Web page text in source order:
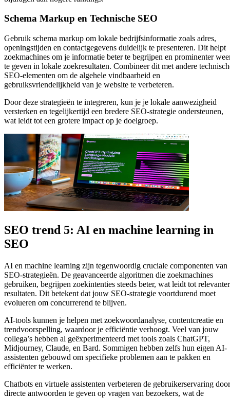
Schema Markup en Technische SEO
Gebruik schema markup om lokale bedrijfsinformatie zoals adres,
openingstijden en contactgegevens duidelijk te presenteren. Dit helpt
zoekmachines om je informatie beter te begrijpen en prominenter
te geven in lokale zoekresultaten. Combineer dit met andere
SEO-elementen om de algehele vindbaarheid en
gebruiksvriendelijkheid van je website te verbeteren.
Door deze strategieën te integreren, kun je je lokale aanwezigheid
versterken en tegelijkertijd een bredere SEO-strategie ondersteunen,
wat leidt tot een grotere impact op je doelgroep.
SEO trend 5: AI en machine learning in
SEO
AI en machine learning zijn tegenwoordig cruciale componenten van
SEO-strategieën. De geavanceerde algoritmen die zoekmachines
gebruiken, begrijpen zoekintenties steeds beter, wat leidt tot
resultaten. Dit betekent dat jouw SEO-strategie voortdurend moet
evolueren om concurrerend te blijven.
AI-tools kunnen je helpen met zoekwoordanalyse, contentcreatie en
trendvoorspelling, waardoor je efficiëntie verhoogt. Veel van jouw
collega’s hebben al geëxperimenteerd met tools zoals ChatGPT,
Midjourney, Claude, en Bard. Sommigen hebben zelfs hun eigen AI-
assistenten gebouwd om specifieke problemen aan te pakken en
efficiënter te werken.
Chatbots en virtuele assistenten verbeteren de gebruikerservaring door
directe antwoorden te geven op vragen van bezoekers, wat de